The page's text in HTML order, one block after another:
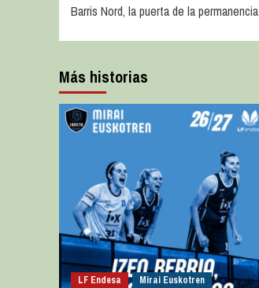
Barris Nord, la puerta de la permanencia
Más historias
LF Endesa Mirai Euskotren